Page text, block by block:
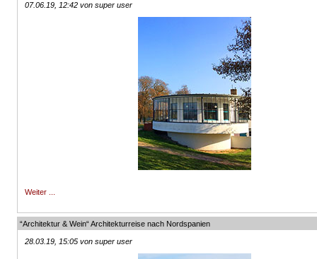
07.06.19, 12:42 von super user
Weiter ...
“Architektur & Wein“ Architekturreise nach Nordspanien
28.03.19, 15:05 von super user